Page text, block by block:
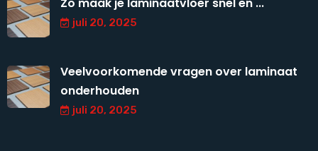
Zo maak je laminaatvloer snel en ...
juli 20, 2025
Veelvoorkomende vragen over laminaat
onderhouden
juli 20, 2025